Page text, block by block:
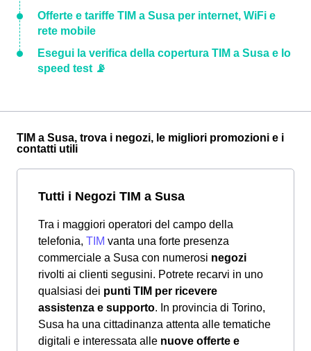
Offerte e tariffe TIM a Susa per internet, WiFi e
rete mobile
Esegui la verifica della copertura TIM a Susa e lo
speed test 📡
TIM a Susa, trova i negozi, le migliori promozioni e i
contatti utili
Tutti i Negozi TIM a Susa
Tra i maggiori operatori del campo della
telefonia, TIM vanta una forte presenza
commerciale a Susa con numerosi negozi
rivolti ai clienti segusini. Potrete recarvi in uno
qualsiasi dei punti TIM per ricevere
assistenza e supporto. In provincia di Torino,
Susa ha una cittadinanza attenta alle tematiche
digitali e interessata alle nuove offerte e